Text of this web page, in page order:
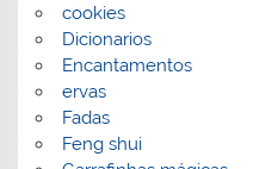
cookies
Dicionarios
Encantamentos
ervas
Fadas
Feng shui